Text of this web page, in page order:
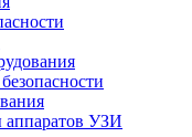
аппаратов УЗИ